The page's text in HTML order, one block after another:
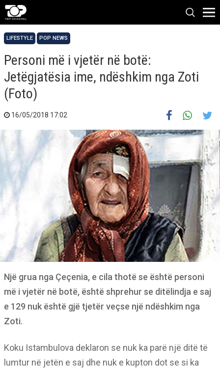
LIFESTYLE POP NEWS
Personi më i vjetër në botë:
Jetëgjatësia ime, ndëshkim nga Zoti
(Foto)
16/05/2018 17:02
Një grua nga Çeçenia, e cila thotë se është personi
më i vjetër në botë, është shprehur se ditëlindja e saj
e 129 nuk është gjë tjetër veçse një ndëshkim nga
Zoti.
Koku Istambulova deklaron se nuk ka parë një ditë të
lumtur në jetën e saj dhe nuk e kupton dot se si ka